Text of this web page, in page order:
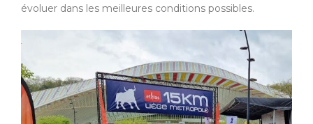
évoluer dans les meilleures conditions possibles.